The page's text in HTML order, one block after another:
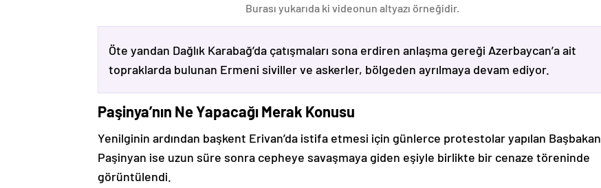
Burası yukarıda ki videonun altyazı örneğidir.
Öte yandan Dağlık Karabağ’da çatışmaları sona erdiren anlaşma gereği Azerbaycan’a ait
topraklarda bulunan Ermeni siviller ve askerler, bölgeden ayrılmaya devam ediyor.
Paşinya’nın Ne Yapacağı Merak Konusu
Yenilginin ardından başkent Erivan’da istifa etmesi için günlerce protestolar yapılan Başbakan
Paşinyan ise uzun süre sonra cepheye savaşmaya giden eşiyle birlikte bir cenaze töreninde
görüntülendi.